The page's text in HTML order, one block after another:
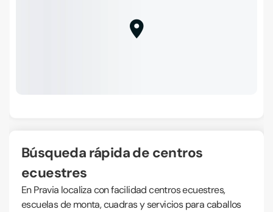
Búsqueda rápida de centros
ecuestres
En Pravia localiza con facilidad centros ecuestres,
escuelas de monta, cuadras y servicios para caballos